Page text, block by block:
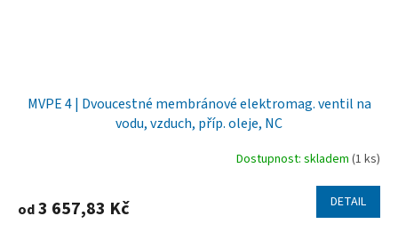
MVPE 4 | Dvoucestné membránové elektromag. ventil na
vodu, vzduch, příp. oleje, NC
Dostupnost: skladem (1 ks)
od3 657,83 Kč DETAIL